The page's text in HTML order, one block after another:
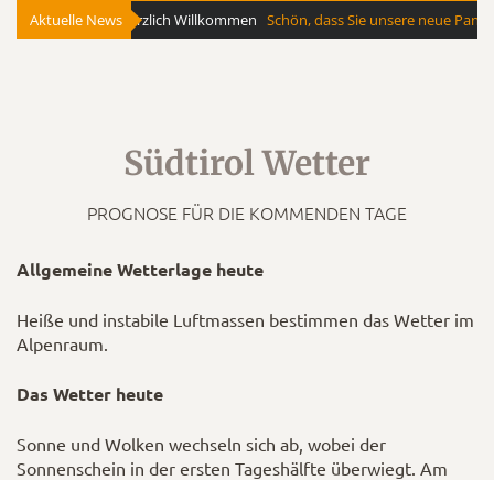
Südtirol Wetter
PROGNOSE FÜR DIE KOMMENDEN TAGE
Allgemeine Wetterlage heute
Heiße und instabile Luftmassen bestimmen das Wetter im
Alpenraum.
Das Wetter heute
Sonne und Wolken wechseln sich ab, wobei der
Sonnenschein in der ersten Tageshälfte überwiegt. Am